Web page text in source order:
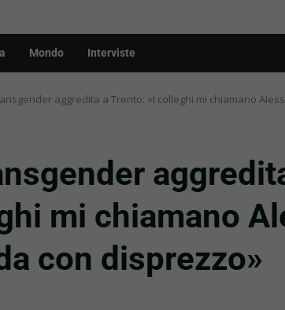
Mondo Interviste
aggredita a Trento: «I colleghi mi chiamano
mi chiamano
con disprezzo»